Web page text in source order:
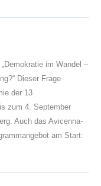
im Wandel –
Dieser Frage
der 13
zum 4. September
Auch das Avicenna-
am Start: